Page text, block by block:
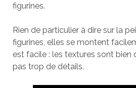
figurines.
Rien de particulier à dire sur la
figurines, elles se montent
est facile : les textures sont bien
pas trop de détails.